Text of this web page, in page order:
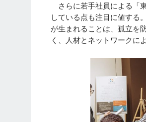
さらに若手社員による「
している点も注目に値する
が生まれることは、孤立を
く、人材とネットワークに